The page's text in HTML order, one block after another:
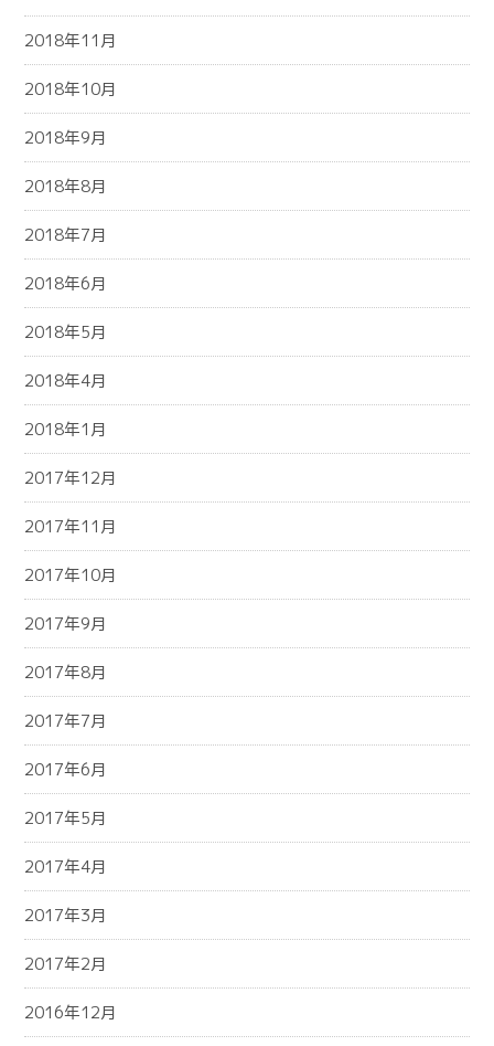
2018年11月
2018年10月
2018年9月
2018年8月
2018年7月
2018年6月
2018年5月
2018年4月
2018年1月
2017年12月
2017年11月
2017年10月
2017年9月
2017年8月
2017年7月
2017年6月
2017年5月
2017年4月
2017年3月
2017年2月
2016年12月